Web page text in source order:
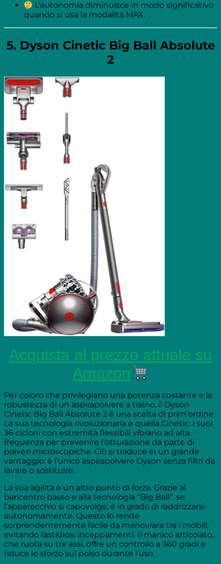
L’autonomia diminuisce in modo significativo
quando si usa la modalità MAX.
5. Dyson Cinetic Big Ball Absolute
2
Acquista al prezzo attuale su
Amazon
Per coloro che privilegiano una potenza costante e la
robustezza di un aspirapolvere a traino, il Dyson
Cinetic Big Ball Absolute 2 è una scelta di prim’ordine.
La sua tecnologia rivoluzionaria è quella Cinetic: i suoi
36 cicloni con estremità flessibili vibrano ad alta
frequenza per prevenire l’otturazione da parte di
polveri microscopiche. Ciò si traduce in un grande
vantaggio: è l’unico aspirapolvere Dyson senza filtri da
lavare o sostituire.
La sua agilità è un altro punto di forza. Grazie al
baricentro basso e alla tecnologia “Big Ball”, se
l’apparecchio si capovolge, è in grado di raddrizzarsi
autonomamente. Questo lo rende
sorprendentemente facile da manovrare tra i mobili,
evitando fastidiosi inceppamenti. Il manico articolato,
che ruota su tre assi, offre un controllo a 360 gradi e
riduce lo sforzo sul polso durante l’uso.